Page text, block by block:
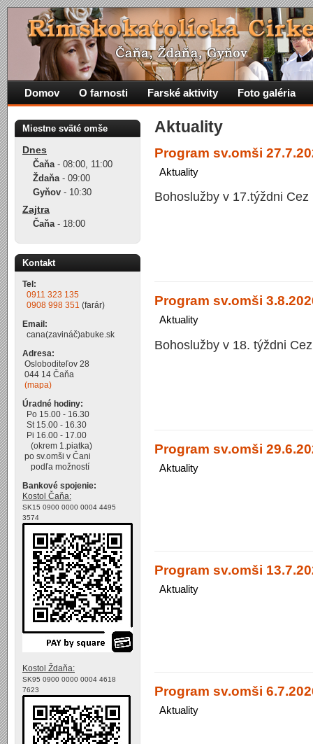
Aktuality
Program sv.omši
Aktuality
Bohoslužby v 17.týždni
Program sv.omši
Aktuality
Bohoslužby v 18. týždni
Program sv.omši
Aktuality
Program sv.omši
Aktuality
Program sv.omši
Aktuality
Domov O farnosti Farské aktivity Foto galéria
Miestne sväté omše
Dnes
Čaňa- 08:00, 11:00
Ždaňa- 09:00
Gyňov - 10:30
Zajtra
Čaňa- 18:00
Kontakt
Tel:
0911 323 135
0908 998 351 (farár)
Email:
cana(zavináč)abuke.sk
Adresa:
Osloboditeľov 28
044 14 Čaňa
(mapa)
Úradné hodiny:
Po 15.00 - 16.30
St 15.00 - 16.30
Pi 16.00 - 17.00
(okrem 1.piatka)
po sv.omši v Čani
podľa možností
Bankové spojenie:
Kostol Čaňa:
SK15 0900 0000 0004 4495
3574
Kostol Ždaňa:
SK95 0900 0000 0004 4618
7623